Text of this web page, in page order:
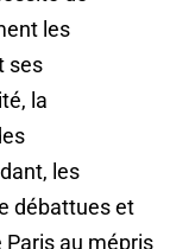
les
ses
la
les
débattues et
Paris au mépris